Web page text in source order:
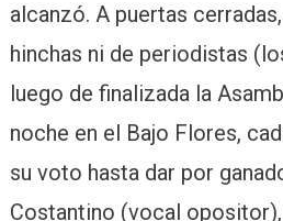
alcanzó. A puertas
hinchas ni de periodistas
luego de finalizada la
noche en el Bajo Flores,
su voto hasta dar por
Costantino (vocal